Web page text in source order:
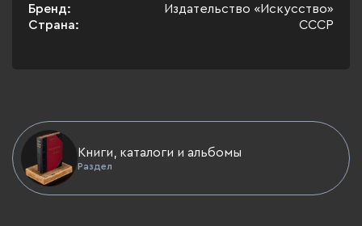
Бренд:
Издательство «Искусство»
Страна:
СССР
Книги, каталоги и альбомы
Раздел